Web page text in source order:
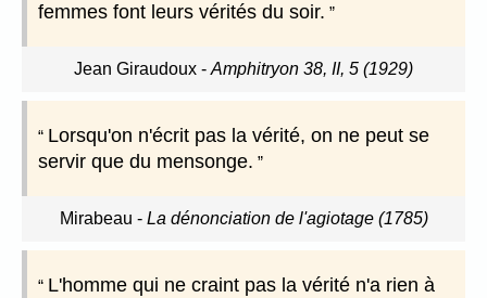
femmes font leurs vérités du soir.
Jean Giraudoux - Amphitryon 38, II, 5 (1929)
Lorsqu'on n'écrit pas la vérité, on ne peut se
servir que du mensonge.
Mirabeau - La dénonciation de l'agiotage (1785)
L'homme qui ne craint pas la vérité n'a rien à